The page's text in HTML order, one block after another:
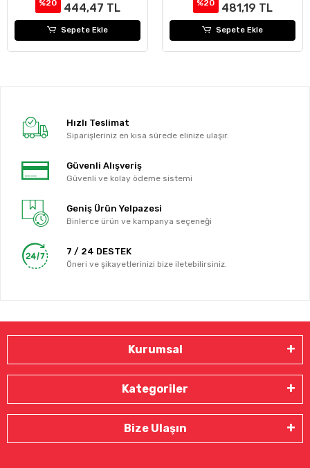
%20 444,47 TL
Sepete Ekle
%20 481,19 TL
Sepete Ekle
Hızlı Teslimat
Siparişleriniz en kısa sürede elinize ulaşır.
Güvenli Alışveriş
Güvenli ve kolay ödeme sistemi
Geniş Ürün Yelpazesi
Binlerce ürün ve kampanya seçeneği
7 / 24 DESTEK
Öneri ve şikayetlerinizi bize iletebilirsiniz.
Kurumsal
Kategoriler
Bize Ulaşın